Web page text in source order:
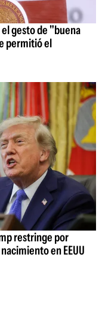
gesto de "buena
permitió el
restringe por
en EEUU